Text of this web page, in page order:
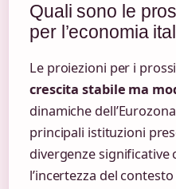
Quali sono le
per l’economia
Le proiezioni per i
crescita stabile ma
dinamiche
principali istituzioni
divergenze significative
l’incertezza del